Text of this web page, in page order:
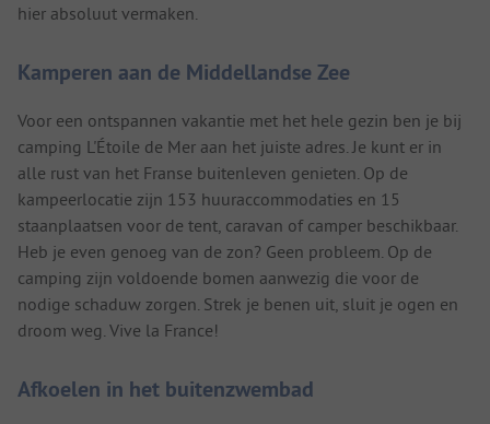
hier absoluut vermaken.
Kamperen aan de Middellandse Zee
Voor een ontspannen vakantie met het hele gezin ben je bij
camping L'Étoile de Mer aan het juiste adres. Je kunt er in
alle rust van het Franse buitenleven genieten. Op de
kampeerlocatie zijn 153 huuraccommodaties en 15
staanplaatsen voor de tent, caravan of camper beschikbaar.
Heb je even genoeg van de zon? Geen probleem. Op de
camping zijn voldoende bomen aanwezig die voor de
nodige schaduw zorgen. Strek je benen uit, sluit je ogen en
droom weg. Vive la France!
Afkoelen in het buitenzwembad